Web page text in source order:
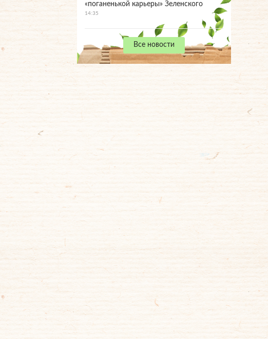
«поганенькой карьеры» Зеленского
14:35
Все новости